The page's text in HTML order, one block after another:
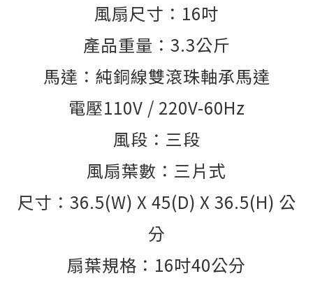
風扇尺寸：16吋
產品重量：3.3公斤
馬達：純銅線雙滾珠軸承馬達
電壓110V / 220V-60Hz
風段：三段
風扇葉數：三片式
尺寸 ：36.5(W) X 45(D) X 36.5(H) 公
分
扇葉規格：16吋40公分